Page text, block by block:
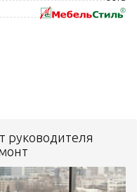
руководителя